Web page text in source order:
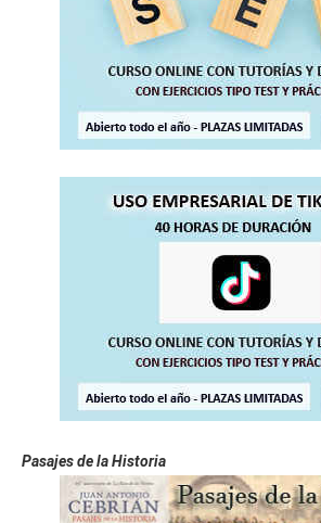
Pasajes de la Historia